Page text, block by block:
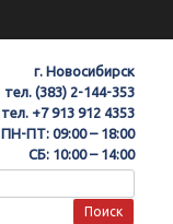
г. Новосибирск
тел. (383) 2-144-353
тел. +7 913 912 4353
ПН-ПТ: 09:00 – 18:00
СБ: 10:00 – 14:00
Поиск